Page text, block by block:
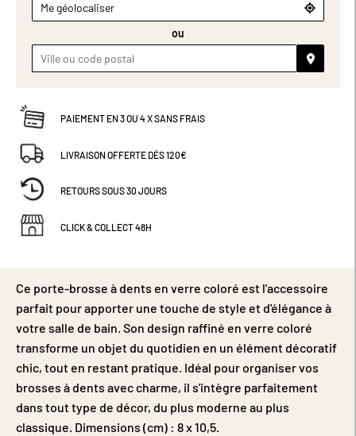
Me géolocaliser
ou
PAIEMENT EN 3 OU 4 X SANS FRAIS
LIVRAISON OFFERTE DÈS 120€
RETOURS SOUS 30 JOURS
CLICK & COLLECT 48H
Ce porte-brosse à dents en verre coloré est l'accessoire
parfait pour apporter une touche de style et d'élégance à
votre salle de bain. Son design raffiné en verre coloré
transforme un objet du quotidien en un élément décoratif
chic, tout en restant pratique. Idéal pour organiser vos
brosses à dents avec charme, il s'intègre parfaitement
dans tout type de décor, du plus moderne au plus
classique. Dimensions (cm) : 8 x 10,5.